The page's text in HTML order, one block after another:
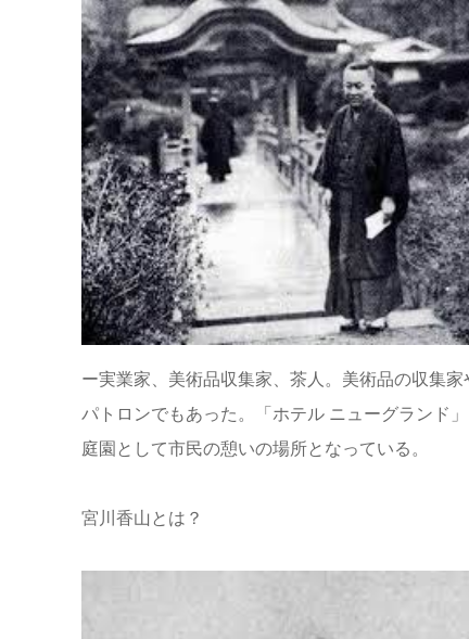
ー実業家、美術品収集家、茶人。美術品の収集
パトロンでもあった。「ホテル ニューグランド
庭園として市民の憩いの場所となっている。
宮川香山とは？